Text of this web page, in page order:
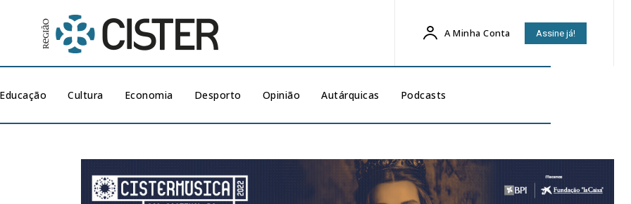
A Minha Conta Assine já!
Educação Cultura Economia Desporto Opinião Autárquicas Podcasts